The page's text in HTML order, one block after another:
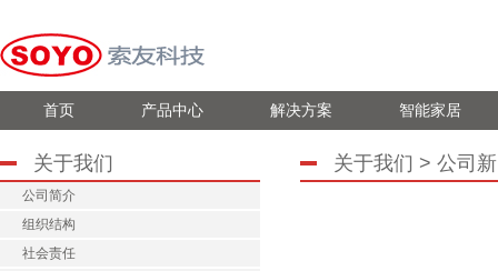
首页 产品中心 解决方案 智能家居
关于我们
公司简介
组织结构
社会责任
关于我们 > 公司